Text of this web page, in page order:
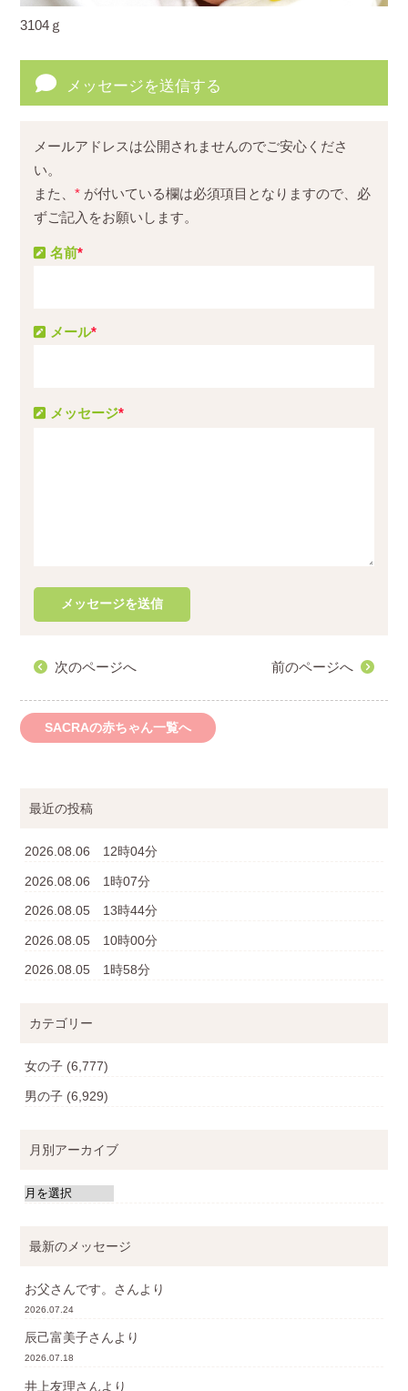
3104ｇ
メッセージを送信する
メールアドレスは公開されませんのでご安心くださ
い。
また、* が付いている欄は必須項目となりますので、必
ずご記入をお願いします。
メッセージ*
名前*
メール*
次のページへ 前のページへ
SACRAの赤ちゃん一覧へ
最近の投稿
2026.08.06 12時04分
2026.08.06 1時07分
2026.08.05 13時44分
2026.08.05 10時00分
2026.08.05 1時58分
カテゴリー
女の子 (6,777)
男の子 (6,929)
月別アーカイブ
最新のメッセージ
お父さんです。 さんより
2026.07.24
辰己富美子さんより
2026.07.18
井上友理さんより